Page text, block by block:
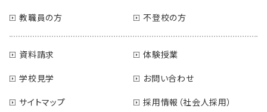
教職員の方
不登校の方
資料請求
体験授業
学校見学
お問い合わせ
サイトマップ
採用情報（社会人採用）